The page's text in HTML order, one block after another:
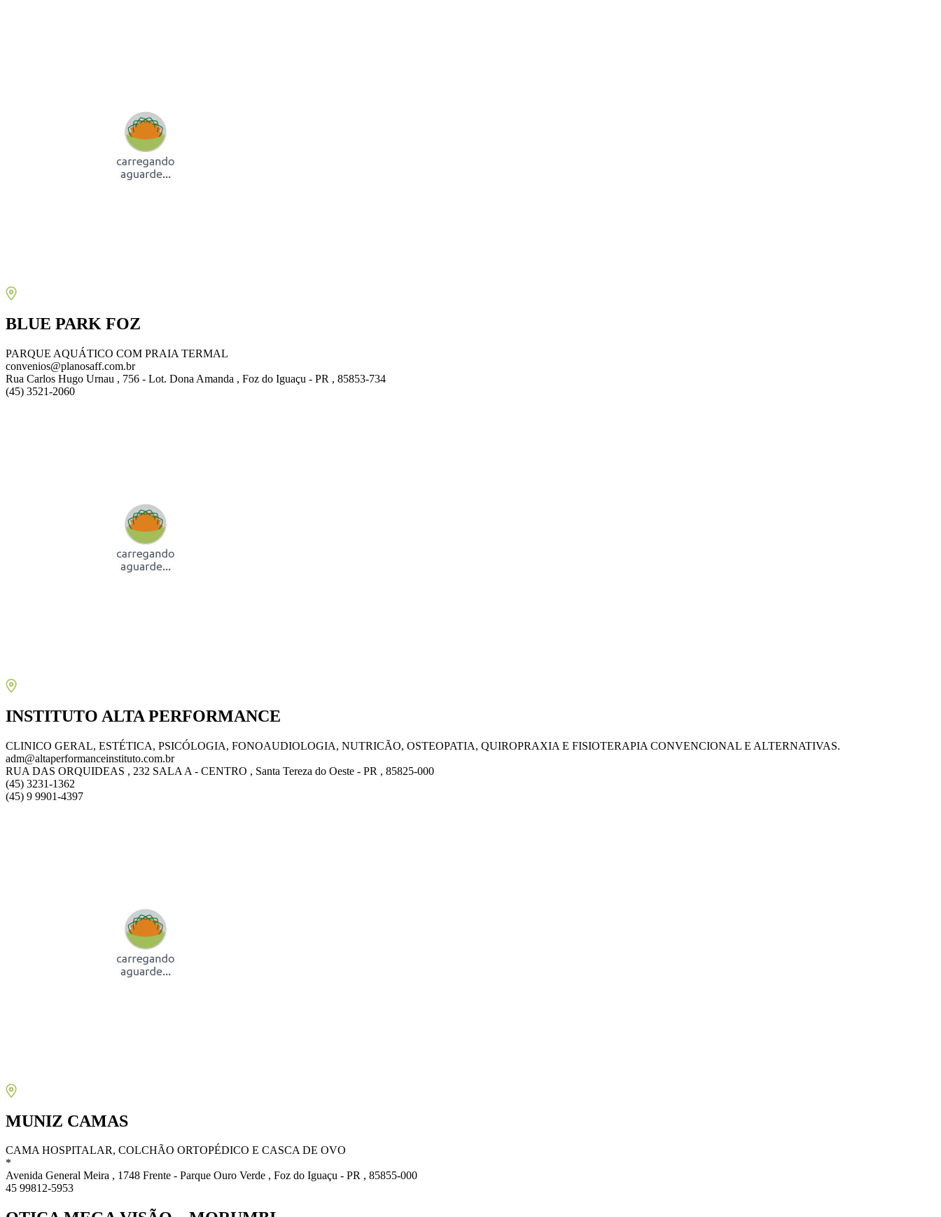
BLUE PARK FOZ
PARQUE AQUÁTICO COM PRAIA TERMAL
convenios@planosaff.com.br
Rua Carlos Hugo Urnau , 756 - Lot. Dona Amanda , Foz do Iguaçu - PR , 85853-734
(45) 3521-2060
INSTITUTO ALTA PERFORMANCE
CLINICO GERAL, ESTÉTICA, PSICÓLOGIA, FONOAUDIOLOGIA, NUTRICÃO, OSTEOPATIA, QUIROPRAXIA E FISIOTERAPIA CONVENCIONAL E ALTERNATIVAS.
adm@altaperformanceinstituto.com.br
RUA DAS ORQUIDEAS , 232 SALA A - CENTRO , Santa Tereza do Oeste - PR , 85825-000
(45) 3231-1362
(45) 9 9901-4397
MUNIZ CAMAS
CAMA HOSPITALAR, COLCHÃO ORTOPÉDICO E CASCA DE OVO
*
Avenida General Meira , 1748 Frente - Parque Ouro Verde , Foz do Iguaçu - PR , 85855-000
45 99812-5953